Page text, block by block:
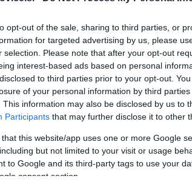
opt-out of the sale, sharing to third parties, or
for targeted advertising by us, please
selection. Please note that after your opt-out
interest-based ads based on personal
to third parties prior to your opt-out.
of your personal information by third parties
This information may also be disclosed by us to
Participants that may further disclose it to other
that this website/app uses one or more Google
but not limited to your visit or usage
to Google and its third-party tags to use your
consent section.
ki so dosegli dohodek iz
stanovanj) prek upravnikov.
odtegniti in plačati upravnik
kupone,imajo časa za
Istega dne se izteče tudi rok za
instrumentov.